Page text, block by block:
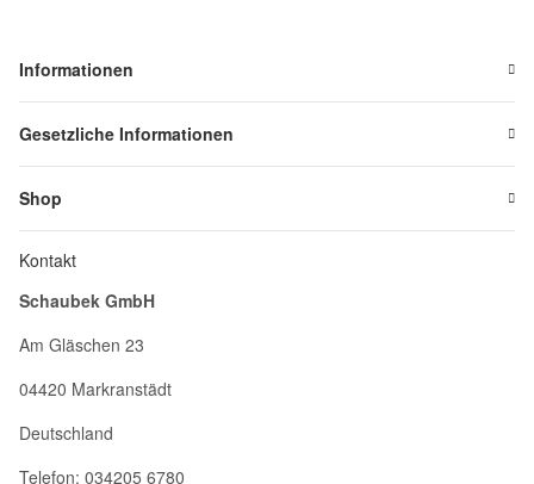
Informationen
Gesetzliche Informationen
Shop
Kontakt
Schaubek GmbH
Am Gläschen 23
04420 Markranstädt
Deutschland
Telefon: 034205 6780